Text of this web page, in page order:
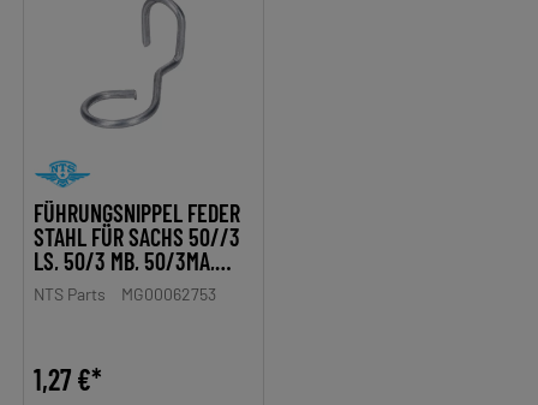
FÜHRUNGSNIPPEL FEDER
STAHL FÜR SACHS 50//3
LS, 50/3 MB, 50/3MA,
HERCULES, MIELE, DKW,
RIXE, KTM, GÖRICKE,
NTS Parts MG00062753
1,27 €*